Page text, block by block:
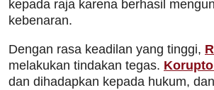
kepada raja karena berhasil
kebenaran.
Dengan rasa keadilan yang tinggi,
melakukan tindakan tegas.
dan dihadapkan kepada hukum,